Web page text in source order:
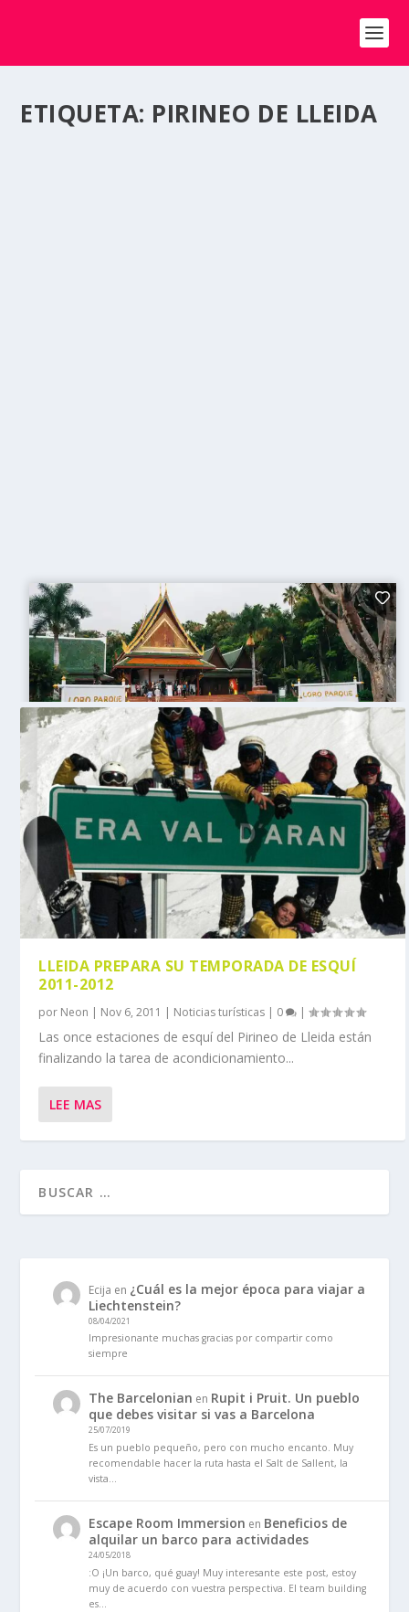
ETIQUETA: PIRINEO DE LLEIDA
LLEIDA PREPARA SU TEMPORADA DE ESQUÍ
2011-2012
por Neon | Nov 6, 2011 | Noticias turísticas | 0 |
Las once estaciones de esquí del Pirineo de Lleida están
finalizando la tarea de acondicionamiento...
LEE MAS
Ecija en ¿Cuál es la mejor época para viajar a
Liechtenstein?
08/04/2021
Impresionante muchas gracias por compartir como
siempre
The Barcelonian en Rupit i Pruit. Un pueblo
que debes visitar si vas a Barcelona
25/07/2019
Es un pueblo pequeño, pero con mucho encanto. Muy
recomendable hacer la ruta hasta el Salt de Sallent, la
vista…
Escape Room Immersion en Beneficios de
alquilar un barco para actividades
24/05/2018
:O ¡Un barco, qué guay! Muy interesante este post, estoy
muy de acuerdo con vuestra perspectiva. El team building
es…